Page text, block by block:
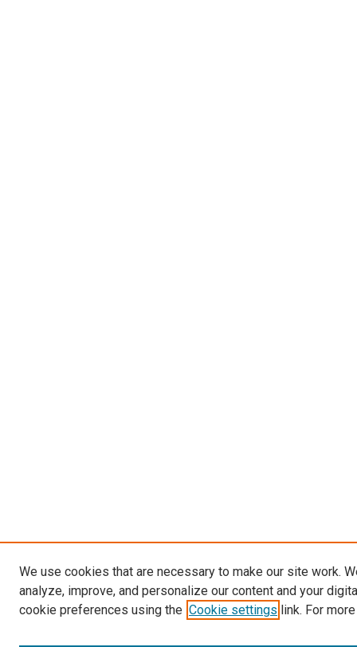
We use cookies that are necessary to make our site work.
analyze, improve, and personalize our content and your
cookie preferences using the Cookie settings link. For